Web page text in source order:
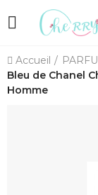
Accueil
Bleu de Chanel
Homme